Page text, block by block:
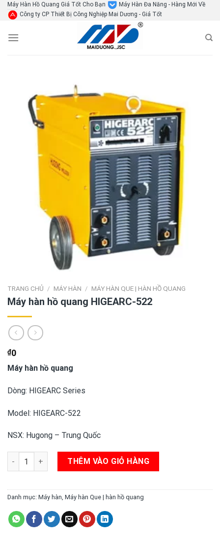
SkipMáy Hàn Hồ Quang Giá Tốt Cho Bạn
Máy Hàn Đa Năng - Hàng Mới Về
Công ty CP Thiết Bị Công Nghiệp Mai Dương - Giá Tốt
TRANG CHỦ / MÁY HÀN / MÁY HÀN QUE | HÀN HỒ QUANG
Máy hàn hồ quang HIGEARC-522
₫0
Máy hàn hồ quang
Dòng: HIGEARC Series
Model: HIGEARC-522
NSX: Hugong – Trung Quốc
Máy hàn hồ quang HIGEARC-522 số lượng
THÊM VÀO GIỎ HÀNG
Danh mục: Máy hàn, Máy hàn Que | hàn hồ quang